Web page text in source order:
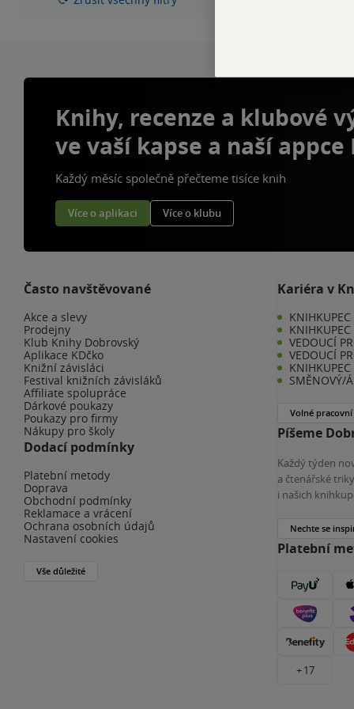
Knihy, recenze a klubové
ve vaší kapse a naší appce
Každý měsíc společně přečteme tisíce knih
Více o aplikaci Více o klubu
Často navštěvované
Akce a slevy
Prodejny
Klub Knihy Dobrovský
Aplikace KDčko
Knižní závisláci
Festival knižních závisláků
Affiliate spolupráce
Dárkové poukazy
Poukazy pro firmy
Nákupy pro školy
Dodací podmínky
Platební metody
Doprava
Obchodní podmínky
Reklamace a vrácení
Ochrana osobních údajů
Nastavení cookies
Vše důležité
Kariéra v
KNIHKUPEC
VEDOUCÍ
VEDOUCÍ
SMĚNOVÝ/
Volné pracovní
Píšeme
Každý týden
a čtenářské
i našich
Nechte se
Platební
+ 17